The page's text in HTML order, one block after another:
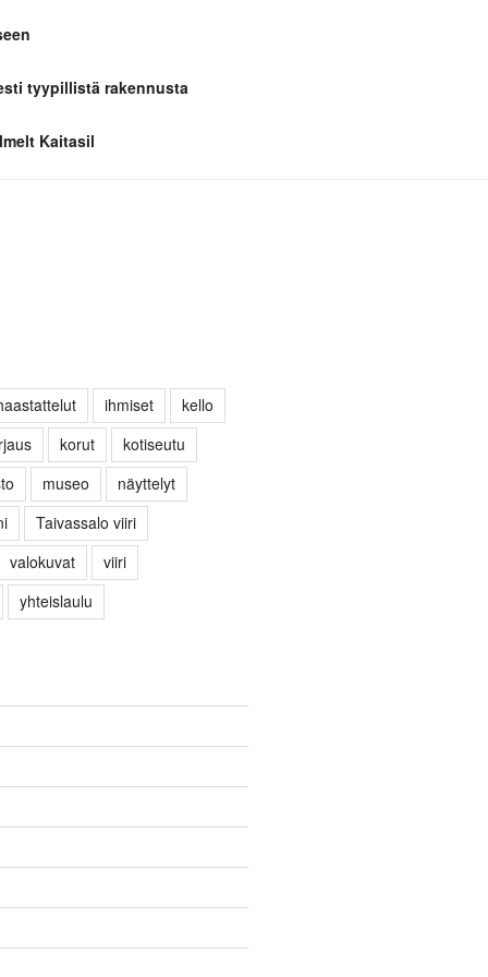
tyypillistä rakennusta
Kaitasil
ihmiset
kello
korut
kotiseutu
museo
näyttelyt
Taivassalo viiri
valokuvat
viiri
yhteislaulu